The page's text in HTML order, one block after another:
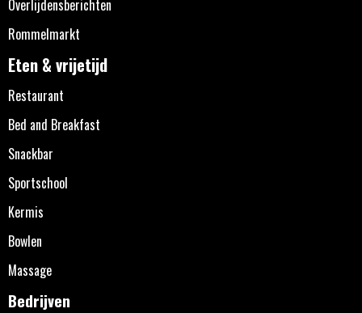
Overlijdensberichten
Rommelmarkt
Eten & vrijetijd
Restaurant
Bed and Breakfast
Snackbar
Sportschool
Kermis
Bowlen
Massage
Bedrijven